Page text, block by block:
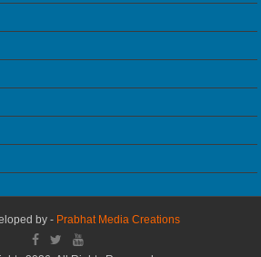
by - Prabhat Media Creations